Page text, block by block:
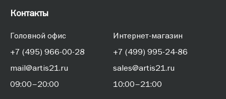
Контакты
Головной офис
+7 (495) 966-00-28
mail@artis21.ru
09:00–20:00
Интернет-магазин
+7 (499) 995-24-86
sales@artis21.ru
10:00–21:00